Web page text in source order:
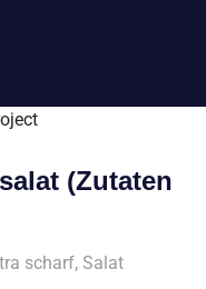
(Zutaten
scharf,Salat